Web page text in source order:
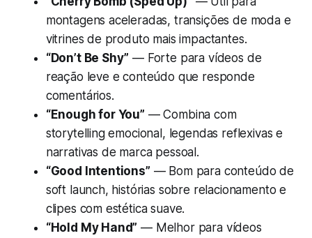
montagens aceleradas, transições de moda e
vitrines de produto mais impactantes.
“Don’t Be Shy” — Forte para vídeos de
reação leve e conteúdo que responde
comentários.
“Enough for You” — Combina com
storytelling emocional, legendas reflexivas e
narrativas de marca pessoal.
“Good Intentions” — Bom para conteúdo de
soft launch, histórias sobre relacionamento e
clipes com estética suave.
“Hold My Hand” — Melhor para vídeos